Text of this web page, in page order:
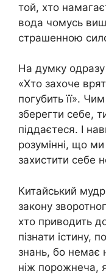
той, хто
вода чомусь
страшенною
На думку
«Хто захоче
погубить її».
зберегти себе,
піддаєтеся. І
розумінні, що
захистити себе
Китайський
закону
хто приводить
пізнати істину,
знань, бо немає
ніж порожнеча,